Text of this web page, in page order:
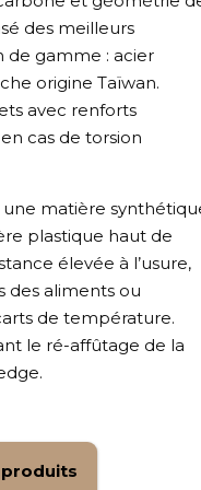
des meilleurs
de gamme : acier
origine Taïwan.
avec renforts
cas de torsion
une matière
plastique haut de
élevée à l’usure,
des aliments ou
de température.
le ré-affûtage de la